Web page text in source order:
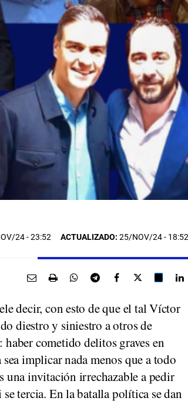
24- 23:52 ACTUALIZADO: 25/NOV/24 - 18:52
decir, con esto de que el tal Víctor
diestro y siniestro a otros de
cometido delitos graves en
implicar nada menos que a todo
una invitación irrechazable a pedir
tercia. En la batalla política se dan